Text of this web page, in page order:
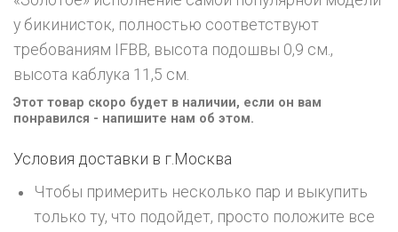
у бикинисток, полностью соответствуют
требованиям IFBB, высота подошвы 0,9 см.,
высота каблука 11,5 см.
Этот товар скоро будет в наличии, если он вам
понравился - напишите нам об этом.
Условия доставки в г. Москва
Чтобы примерить несколько пар и выкупить
только ту, что подойдет, просто положите все